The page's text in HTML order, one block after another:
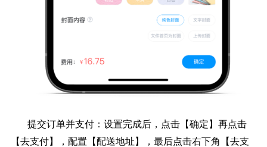
提交订单并支付：设置完成后，点击【确定】再点击
【去支付】，配置【配送地址】，最后点击右下角【去支